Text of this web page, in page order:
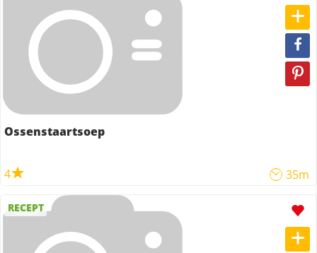
Ossenstaartsoep
4 35m
RECEPT